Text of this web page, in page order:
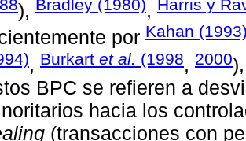
), Bradley (1980), Harris y
por Kahan
, Burkart et al. (1998, 2000
BPC se refieren a
hacia los
(transacciones con